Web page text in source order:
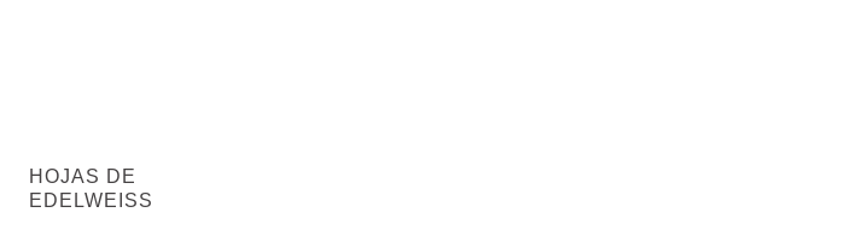
HOJAS DE
EDELWEISS